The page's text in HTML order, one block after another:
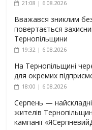
21:08 | 6.08.2026
Вважався зниклим
повертається
Тернопільщини
19:32 | 6.08.2026
На Тернопільщині
для окремих
18:00 | 6.08.2026
Серпень —
жителів
кампанії